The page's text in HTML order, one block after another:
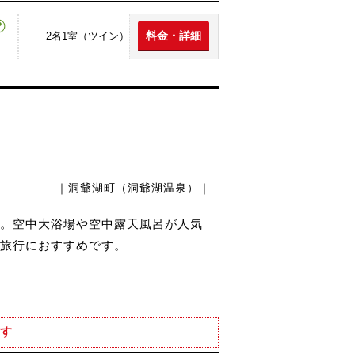
2名1室（ツイン）
料金・詳細
｜洞爺湖町（洞爺湖温泉）｜
空中大浴場や空中露天風呂が人気
行におすすめです。